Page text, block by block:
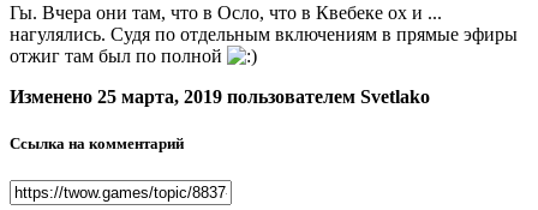
Гы. Вчера они там, что в Осло, что в Квебеке ох и ...
нагулялись. Судя по отдельным включениям в прямые эфиры
отжиг там был по полной
Изменено 25 марта, 2019 пользователем Svetlako
Ссылка на комментарий